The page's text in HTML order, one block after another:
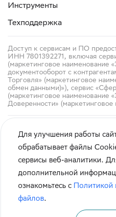
Чтобы вам было удобнее
используемcookie-файлы.
Оставаясь на сайте, вы
их применения.
Инструменты
Техподдержка
Доступ к сервисам и ПО
ИНН 7801392271, включая
(маркетинговое наименование
документооборот с
Торговля» (маркетинговое
обмен данными)»), сервис
(маркетинговое наименование
Доверенности»
Кибербезопасность
Правила использования сайта
Карта сайта
Для улучшения работы
обрабатывает файлы
сервисы веб-аналитики.
дополнительной
ознакомьтесь с Политикой
файлов.